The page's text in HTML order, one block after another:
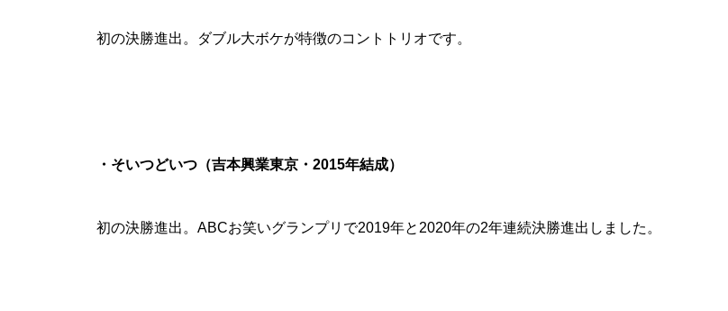
初の決勝進出。ダブル大ボケが特徴のコントトリオです。
・そいつどいつ（吉本興業東京・2015年結成）
初の決勝進出。ABCお笑いグランプリで2019年と2020年の2年連続決勝進出しました。